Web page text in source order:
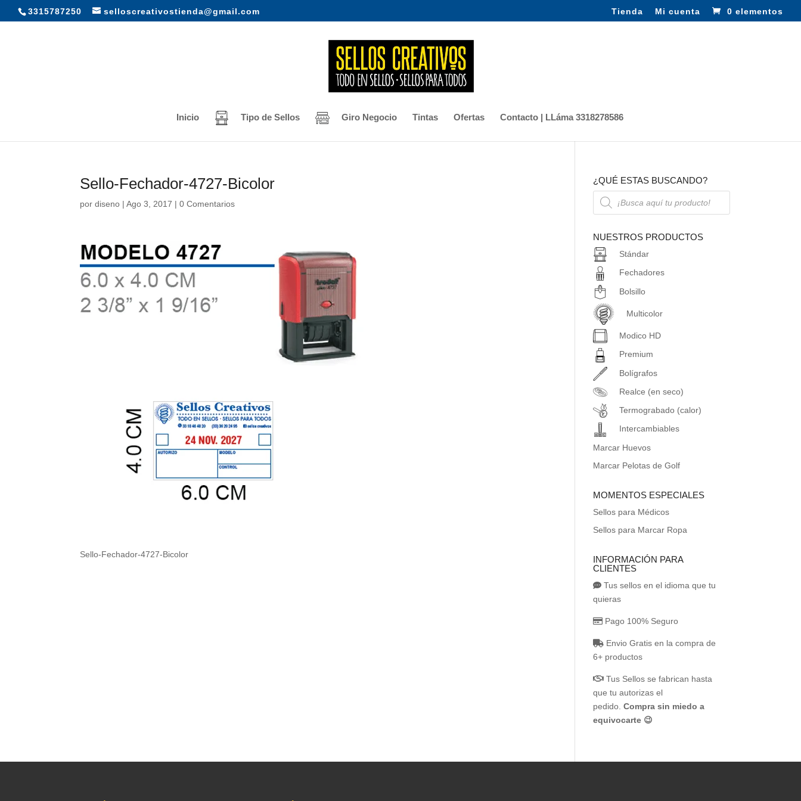
3315787250 selloscreativostienda@gmail.com Tienda Mi cuenta 0 elementos
Inicio Tipo de Sellos Giro Negocio Tintas Ofertas Contacto | LLáma 3318278586
Sello-Fechador-4727-Bicolor
pordiseno |Ago 3, 2017 |0 Comentarios
Sello-Fechador-4727-Bicolor
¿QUÉ ESTAS BUSCANDO?
Búsqueda
de
productos
NUESTROS PRODUCTOS
Stándar
Fechadores
Bolsillo
Multicolor
Modico HD
Premium
Bolígrafos
Realce (en seco)
Termograbado (calor)
Intercambiables
Marcar Huevos
Marcar Pelotas de Golf
MOMENTOS ESPECIALES
Sellos para Médicos
Sellos para Marcar Ropa
INFORMACIÓN PARA
CLIENTES
Tus sellos en el idioma que tu
quieras
Pago 100% Seguro
Envio Gratis en la compra de
6+ productos
Tus Sellos se fabrican hasta
que tu autorizas el
pedido. Compra sin miedo a
equivocarte 😉